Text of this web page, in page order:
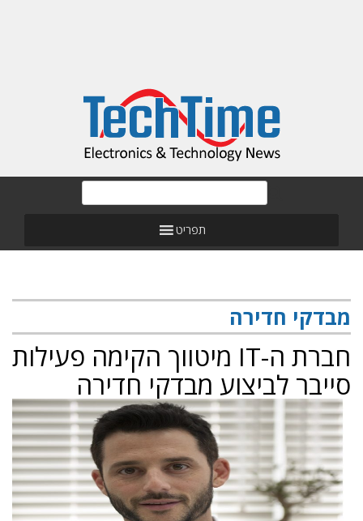
תפריט
מבדקי חדירה
חברת ה-IT מיטווך הקימה פעילות
סייבר לביצוע מבדקי חדירה